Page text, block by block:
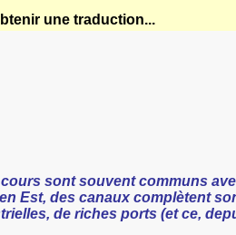
une traduction...
sont souvent communs
Est, des canaux complètent
de riches ports (et ce,